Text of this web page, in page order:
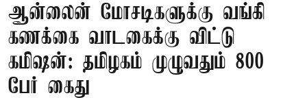
ஆன்லைன் மோசடிகளுக்கு வங்கி
கணக்கை வாடகைக்கு விட்டு
கமிஷன்: தமிழகம் முழுவதும் 800
பேர் கைது